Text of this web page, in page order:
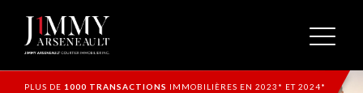
PLUS DE 1000 TRANSACTIONS IMMOBILIÈRES EN 2023* ET 2024*